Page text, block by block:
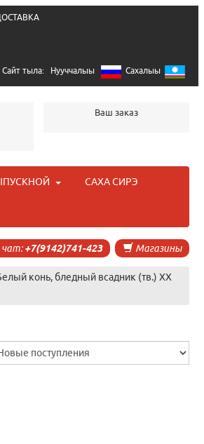
Сайт тыла: Нууччалыы Сахалыы
Ваш заказ
САХА СИРЭ
Магазины
чат:+7(9142)741-423
конь, бледный всадник (тв.) XX